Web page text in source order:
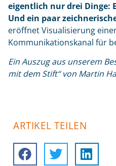
eigentlich nur drei Dinge:
Und ein paar
eröffnet Visualisierung
Kommunikationskanal für
Ein Auszug aus unserem
mit dem Stift“von Martin
ARTIKEL TEILEN